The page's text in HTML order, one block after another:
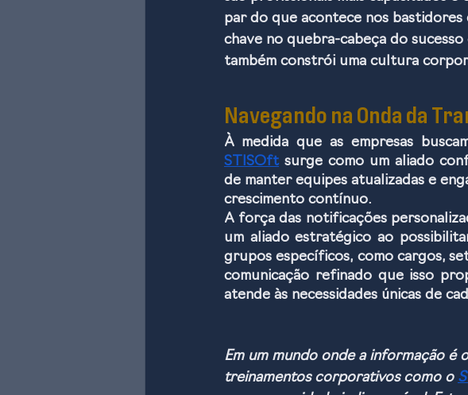
par do que acontece nos
chave no quebra-cabeça do
também constrói uma cultura
Navegando na Onda da
STISOft surge como um aliado
de manter equipes atualizadas e
crescimento contínuo.
A força das notificações
um aliado estratégico ao
grupos específicos, como cargos,
comunicação refinado que isso
atende às necessidades únicas de
Em um mundo onde a informação é
treinamentos corporativos como o